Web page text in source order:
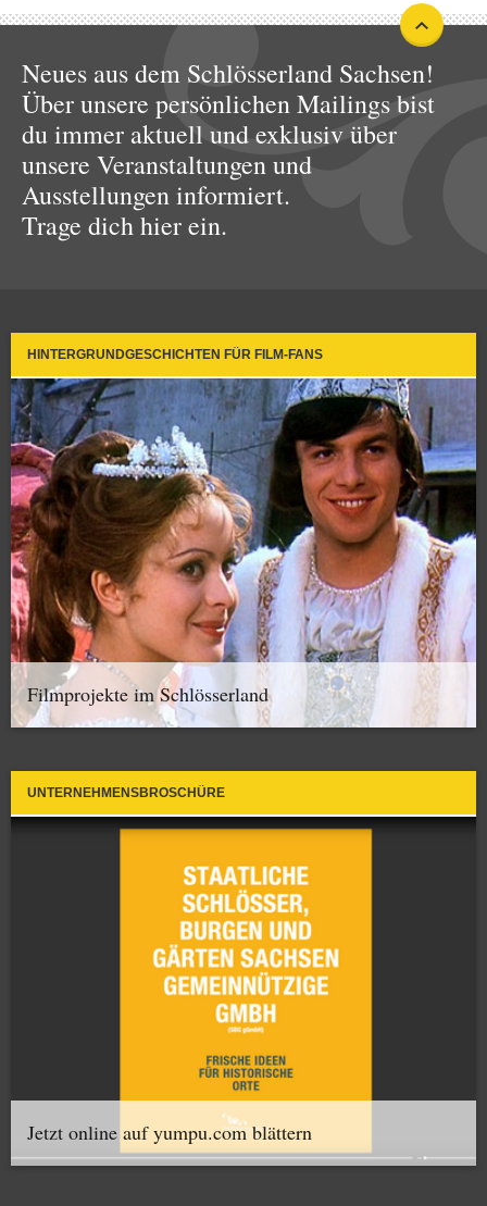
Neues aus dem Schlösserland Sachsen!
Über unsere persönlichen Mailings bist
du immer aktuell und exklusiv über
unsere Veranstaltungen und
Ausstellungen informiert.
Trage dich hier ein.
HINTERGRUNDGESCHICHTEN FÜR FILM-FANS
Filmprojekte im Schlösserland
UNTERNEHMENSBROSCHÜRE
Jetzt online auf yumpu.com blättern